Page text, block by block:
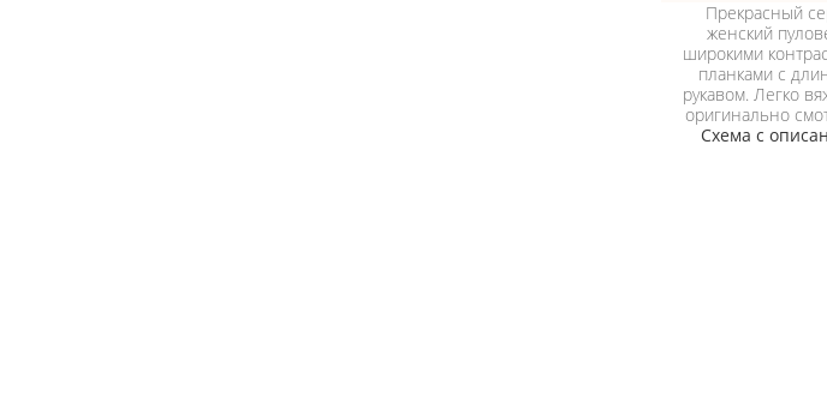
Прекрасный
женский
широкими
планками с
рукавом. Легко
оригинально
Схема с